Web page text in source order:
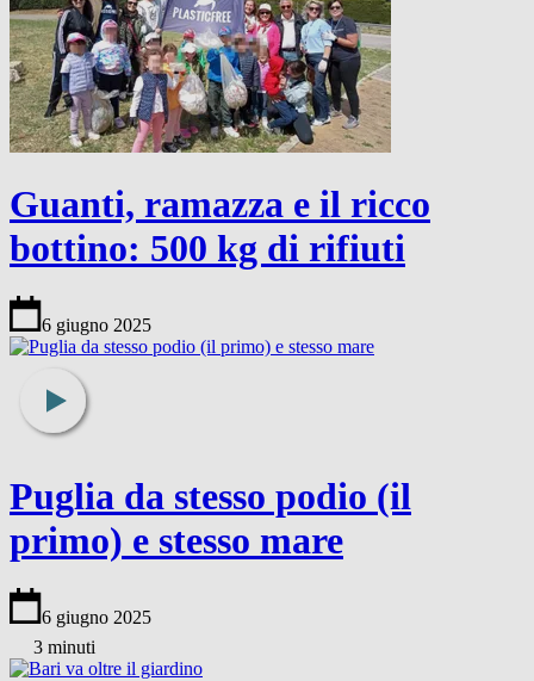
Guanti, ramazza e il ricco
bottino: 500 kg di rifiuti
6 giugno 2025
Puglia da stesso podio (il
primo) e stesso mare
6 giugno 2025
3 minuti